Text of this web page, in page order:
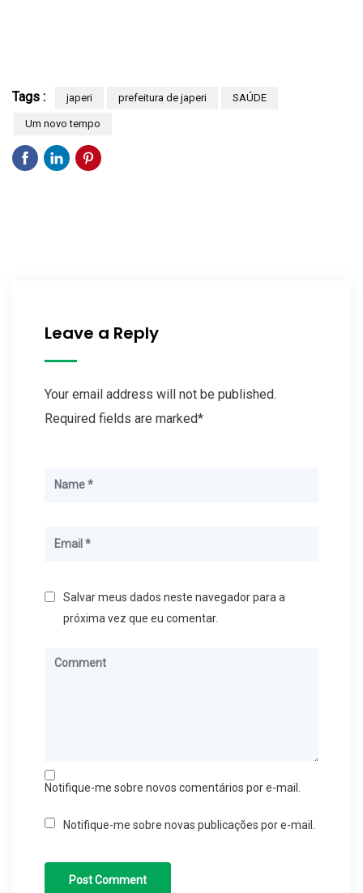
Tags : japeri prefeitura de japeri SAÚDE
Um novo tempo
Leave a Reply
Your email address will not be published.
Required fields are marked*
Salvar meus dados neste navegador para a
próxima vez que eu comentar.
Notifique-me sobre novos comentários por e-mail.
Notifique-me sobre novas publicações por e-mail.